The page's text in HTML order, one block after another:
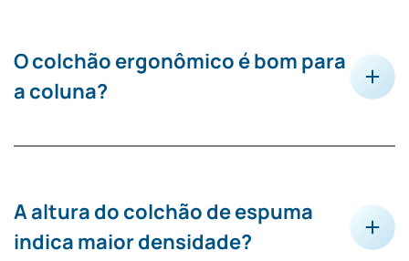
O colchão ergonômico é bom para
a coluna?
A altura do colchão de espuma
indica maior densidade?